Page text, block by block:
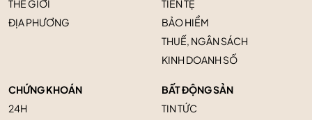
THẾ GIỚI
ĐỊA PHƯƠNG
TIỀN TỆ
BẢO HIỂM
THUẾ, NGÂN SÁCH
KINH DOANH SỐ
CHỨNG KHOÁN
24H
BẤT ĐỘNG SẢN
TIN TỨC